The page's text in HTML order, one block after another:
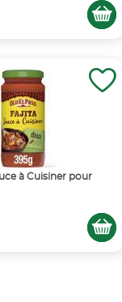
à Cuisiner pour